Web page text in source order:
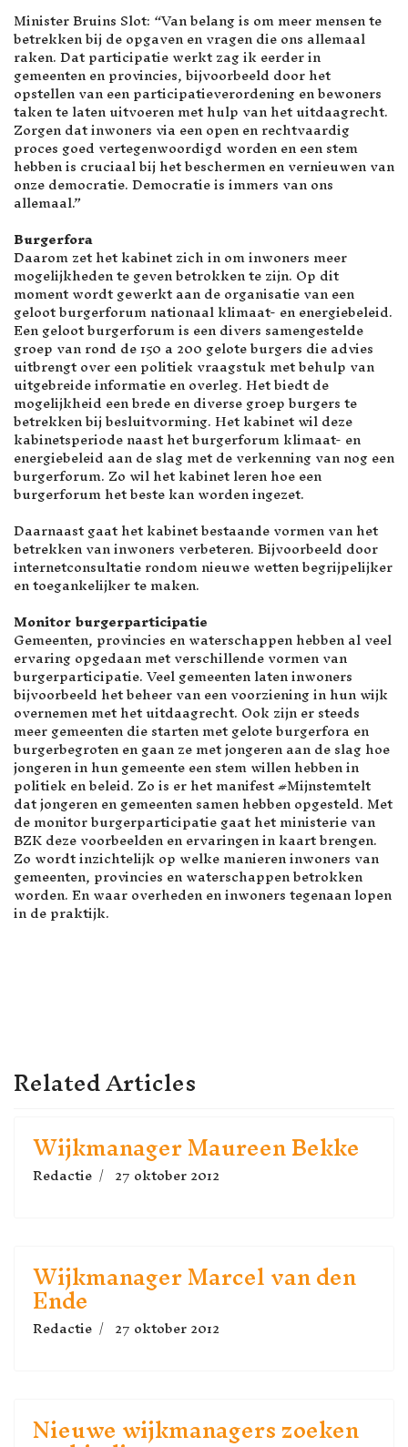
Minister Bruins Slot: “Van belang is om meer mensen te
betrekken bij de opgaven en vragen die ons allemaal
raken. Dat participatie werkt zag ik eerder in
gemeenten en provincies, bijvoorbeeld door het
opstellen van een participatieverordening en bewoners
taken te laten uitvoeren met hulp van het uitdaagrecht.
Zorgen dat inwoners via een open en rechtvaardig
proces goed vertegenwoordigd worden en een stem
hebben is cruciaal bij het beschermen en vernieuwen van
onze democratie. Democratie is immers van ons
allemaal.”
Burgerfora
Daarom zet het kabinet zich in om inwoners meer
mogelijkheden te geven betrokken te zijn. Op dit
moment wordt gewerkt aan de organisatie van een
geloot burgerforum nationaal klimaat- en energiebeleid.
Een geloot burgerforum is een divers samengestelde
groep van rond de 150 a 200 gelote burgers die advies
uitbrengt over een politiek vraagstuk met behulp van
uitgebreide informatie en overleg. Het biedt de
mogelijkheid een brede en diverse groep burgers te
betrekken bij besluitvorming. Het kabinet wil deze
kabinetsperiode naast het burgerforum klimaat- en
energiebeleid aan de slag met de verkenning van nog een
burgerforum. Zo wil het kabinet leren hoe een
burgerforum het beste kan worden ingezet.
Daarnaast gaat het kabinet bestaande vormen van het
betrekken van inwoners verbeteren. Bijvoorbeeld door
internetconsultatie rondom nieuwe wetten begrijpelijker
en toegankelijker te maken.
Monitor burgerparticipatie
Gemeenten, provincies en waterschappen hebben al veel
ervaring opgedaan met verschillende vormen van
burgerparticipatie. Veel gemeenten laten inwoners
bijvoorbeeld het beheer van een voorziening in hun wijk
overnemen met het uitdaagrecht. Ook zijn er steeds
meer gemeenten die starten met gelote burgerfora en
burgerbegroten en gaan ze met jongeren aan de slag hoe
jongeren in hun gemeente een stem willen hebben in
politiek en beleid. Zo is er het manifest #Mijnstemtelt
dat jongeren en gemeenten samen hebben opgesteld. Met
de monitor burgerparticipatie gaat het ministerie van
BZK deze voorbeelden en ervaringen in kaart brengen.
Zo wordt inzichtelijk op welke manieren inwoners van
gemeenten, provincies en waterschappen betrokken
worden. En waar overheden en inwoners tegenaan lopen
in de praktijk.
Related Articles
Wijkmanager Maureen Bekke
Redactie 27 oktober 2012
Wijkmanager Marcel van den
Ende
Redactie 27 oktober 2012
Nieuwe wijkmanagers zoeken